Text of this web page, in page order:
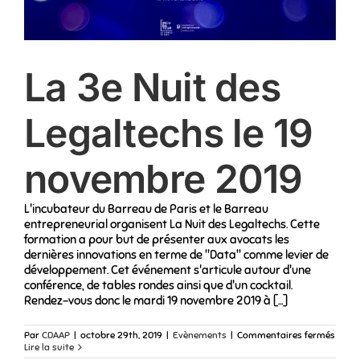
La 3e Nuit des
Legaltechs le 19
novembre 2019
L'incubateur du Barreau de Paris et le Barreau
entrepreneurial organisent La Nuit des Legaltechs. Cette
formation a pour but de présenter aux avocats les
dernières innovations en terme de "Data" comme levier de
développement. Cet événement s'articule autour d'une
conférence, de tables rondes ainsi que d'un cocktail.
Rendez-vous donc le mardi 19 novembre 2019 à [...]
Par CDAAP | octobre 29th, 2019 | Evènements | Commentaires fermés
Lire la suite